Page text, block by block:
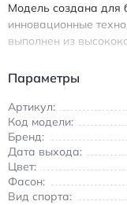
Модель создана для
инновационные
выполнен из
Амортизационная
ежедневного
улице и в зале,
Идеальный выбор
ценящих сочетание
Кайано20
амортизацией и
Параметры
Артикул:
Код модели:
Бренд:
Дата выхода:
Цвет:
Фасон:
Вид спорта: